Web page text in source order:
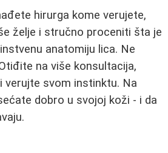
hirurga kome verujete,
želje i stručno proceniti šta je
anatomiju lica. Ne
na više konsultacija,
verujte svom instinktu. Na
dobro u svojoj koži - i da